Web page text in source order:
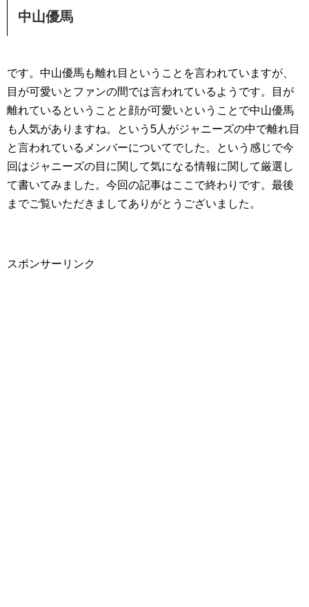
中山優馬
です。中山優馬も離れ目ということを言われていますが、
目が可愛いとファンの間では言われているようです。目が
離れているということと顔が可愛いということで中山優馬
も人気がありますね。という5人がジャニーズの中で離れ目
と言われているメンバーについてでした。という感じで今
回はジャニーズの目に関して気になる情報に関して厳選し
て書いてみました。今回の記事はここで終わりです。最後
までご覧いただきましてありがとうございました。
スポンサーリンク